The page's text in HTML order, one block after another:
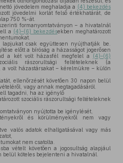
jövedelem meghaladja a (4) bekezdés
jövedelmi korlát felső értékhatárát, de
750 %-át.
formanyomtatványon – a hivatalnál
a (4)–(6) bekezdésekben meghatározott
csak együttesen nyújthatják be.
előtt a bíróság a házasságot jogerősen
a két volt házasfél megfelel a (4)–(6)
rászorultsági feltételeknek (a
a volt házastársakat – kérelmükre – külön
ellenőrzését követően 30 napon belül
vagy annak megtagadásáról.
tagadni, ha az igénylő
szociális rászorultsági feltételeknek
nyújtotta be igénylését,
és körülményekről nem vagy
valós adatok elhallgatásával vagy más
nem csatolta.
vételt követően a jogosultság alapjául
belül köteles bejelenteni a hivatalnál.